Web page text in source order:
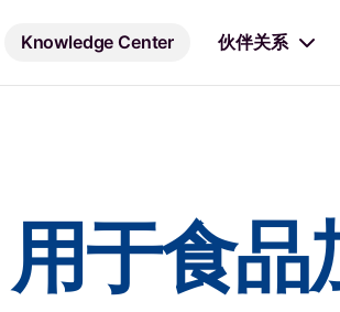
Knowledge Center 伙伴关系
于食品